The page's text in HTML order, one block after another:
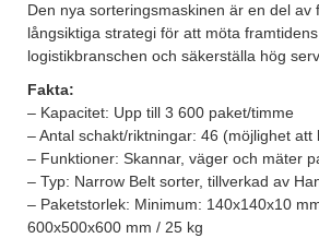
Den nya sorteringsmaskinen är en del av
långsiktiga strategi för att möta
logistikbranschen och säkerställa hög
Fakta:
– Kapacitet: Upp till 3 600 paket/timme
– Antal schakt/riktningar: 46 (möjlighet att
– Funktioner: Skannar, väger och mäter
– Typ: Narrow Belt sorter, tillverkad av
– Paketstorlek: Minimum: 140x140x10
600x500x600 mm / 25 kg